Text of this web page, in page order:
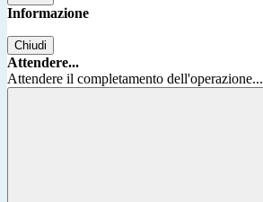
Informazione
Chiudi
Attendere...
Attendere il completamento dell'operazione...